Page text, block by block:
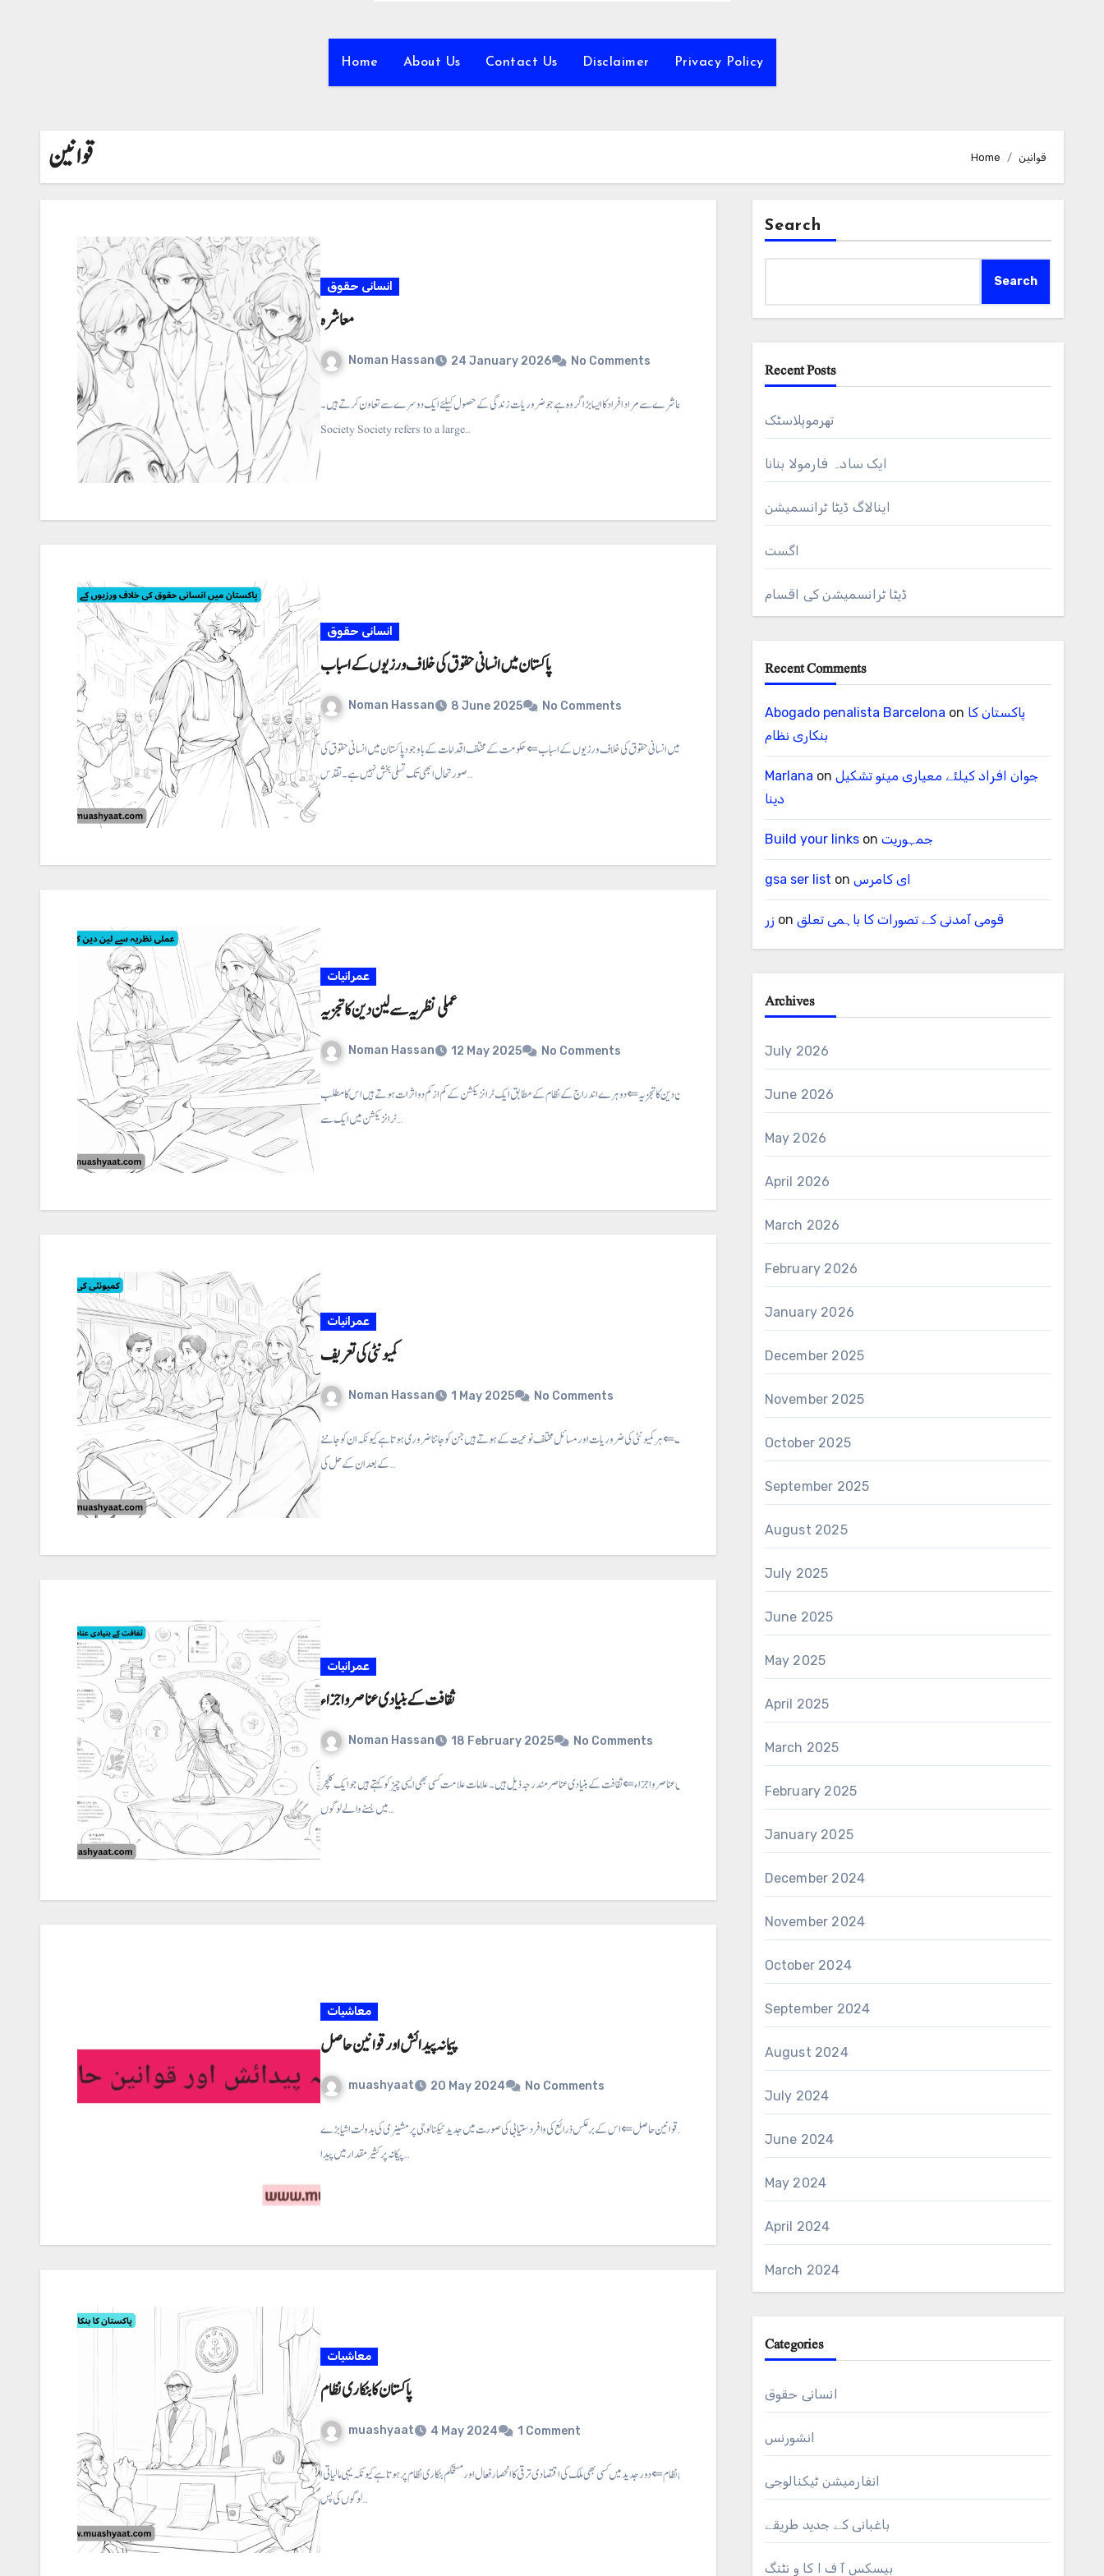
Home About Us Contact Us Disclaimer Privacy Policy
قوانین Home قوانین
انسانی حقوق
معاشرہ
Noman Hassan 24 January 2026 No Comments
معاشرہ ⇐ معاشرے سے مراد افراد کا ایسا بڑا گر وہ ہے جو ضروریات زندگی کے حصول کیلئے ایک دوسرے سے تعاون کرتے ہیں۔
Society Society refers to a large…
انسانی حقوق
پاکستان میں انسانی حقوق کی خلاف ورزیوں کے اسباب
Noman Hassan 8 June 2025 No Comments
پاکستان میں انسانی حقوق کی خلاف ورزیوں کے اسباب ⇐ حکومت کے مختلف اقدامات کے باوجود پاکستان میں انسانی حقوق کی
صورتحال ابھی تک تسلی بخش نہیں ہے ۔ تقدس…
عمرانیات
عملی نظریہ سے لین دین کا تجزیہ
Noman Hassan 12 May 2025 No Comments
عملی نظریہ سے لین دین کا تجزیہ ⇐دوہرے اندراج کے نظام کے مطابق ایک ٹرانزیکشن کے کم از کم دو اثرات ہوتے ہیں اس کا مطلب
ٹرانزیکشن میں ایک سے…
عمرانیات
کمیونٹی کی تعریف
Noman Hassan 1 May 2025 No Comments
کمیونٹی کی تعریف ⇐ ہرکمیونٹی کی ضروریات اور مسائل مختلف نوعیت کے ہوتے ہیں جن کو جاننا ضروری ہوتا ہے کیونکہ ان کو جاننے
کے بعد ان کے حل کی…
عمرانیات
ثقافت کے بنیادی عناصر و اجزاء
Noman Hassan 18 February 2025 No Comments
ثقافت کے بنیادی عناصر و اجزاء ⇐ ثقافت کے بنیادی عناصر مندرجہ ذیل ہیں۔ علامات علامت کسی بھی ایسی چیز کو کہتے ہیں جو ایک کلچر
میں بسنے والے لوگوں…
معاشیات
پیمانہ پیدائش اور قوانین حاصل
muashyaat 20 May 2024 No Comments
پیمانہ پیدائش اور قوانین حاصل ⇐ اس کے برعکس ذرائع کی وافر دستیابی کی صورت میں جدید ٹیکنالوجی پر مشینری کی بدولت اشیا بڑے
پیکانہ پر کثیر مقدار میں پیدا…
معاشیات
پاکستان کا بنکاری نظام
muashyaat 4 May 2024 1 Comment
پاکستان کا بنکاری نظام ⇐دور جدید میں کسی بھی ملک کی اقتصادی ترقی کا انحصار فعال اور مستحکم بنکاری نظام پر ہوتا ہے کیونکہ یہی مالیاتی ا
لوگوں کی پس…
Search
Search
Recent Posts
تھرموپلاسٹک
ایک سادہ فارمولا بنانا
اینالاگ ڈیٹا ٹرانسمیشن
اگست
ڈیٹا ٹرانسمیشن کی اقسام
Recent Comments
Abogado penalista Barcelona on پاکستان کا
بنکاری نظام
Marlana on جوان افراد کیلئے معیاری مینو تشکیل
دینا
Build your linkson جمہوریت
gsa ser list on ای کامرس
زر on قومی آمدنی کے تصورات کا باہمی تعلق
Archives
July 2026
June 2026
May 2026
April 2026
March 2026
February 2026
January 2026
December 2025
November 2025
October 2025
September 2025
August 2025
July 2025
June 2025
May 2025
April 2025
March 2025
February 2025
January 2025
December 2024
November 2024
October 2024
September 2024
August 2024
July 2024
June 2024
May 2024
April 2024
March 2024
Categories
انسانی حقوق
انشورنس
انفارمیشن ٹیکنالوجی
باغبانی کے جدید طریقے
بیسکس آ ف ا کا و نٹنگ